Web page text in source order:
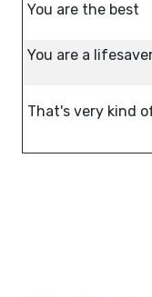
You are the best
You are a
That's very kind